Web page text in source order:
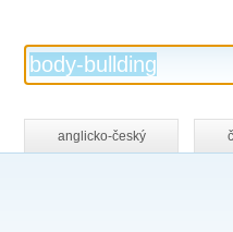
anglicko-český